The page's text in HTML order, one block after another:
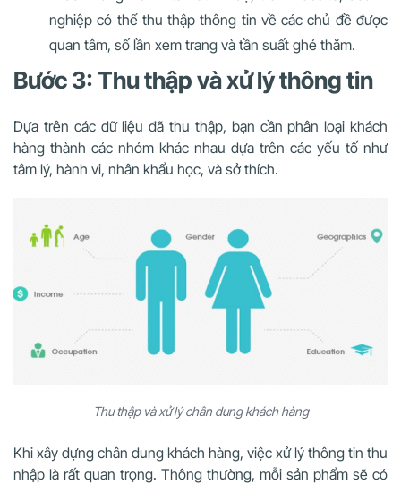
nghiệp có thể thu thập thông tin về các chủ đề được
quan tâm, số lần xem trang và tần suất ghé thăm.
Bước 3: Thu thập và xử lý thông tin
Dựa trên các dữ liệu đã thu thập, bạn cần phân loại khách
hàng thành các nhóm khác nhau dựa trên các yếu tố như
tâm lý, hành vi, nhân khẩu học, và sở thích.
Thu thập và xử lý chân dung khách hàng
Khi xây dựng chân dung khách hàng, việc xử lý thông tin thu
nhập là rất quan trọng. Thông thường, mỗi sản phẩm sẽ có